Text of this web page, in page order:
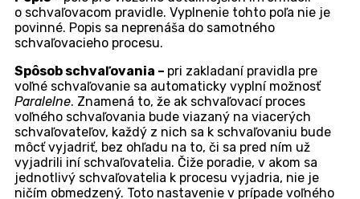
Tlačidlo pre vytvorenie nového schvaľovacieho
Po kliknutí na tlačidlo sa zobrazí formulár obsahujúci
nasledujúce polia: